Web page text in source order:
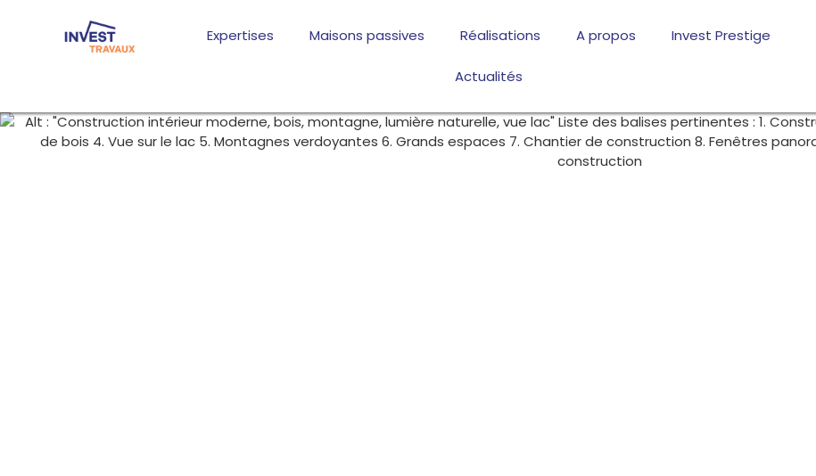
Expertises Maisons passives Réalisations A propos Invest Prestige
Actualités